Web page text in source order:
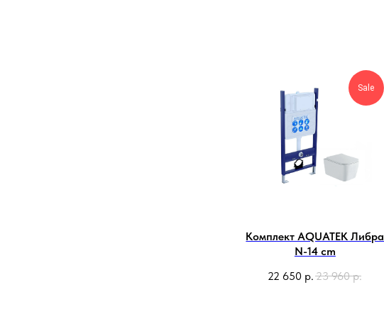
Sale
Комплект AQUATEK Либра
N-14 cm
22 650 р. 23 960 р.